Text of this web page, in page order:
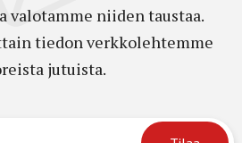
valotamme niiden taustaa.
tiedon verkkolehtemme
jutuista.